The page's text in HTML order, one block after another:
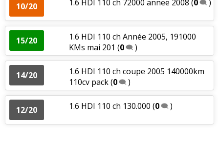
10/20 1.6 HDI 110 ch 72000 annee 2008 (0 )
15/20
1.6 HDI 110 ch Année 2005, 191000
KMs mai 201 (0 )
14/20
1.6 HDI 110 ch coupe 2005 140000km
110cv pack(0 )
12/20 1.6 HDI 110 ch 130.000 (0 )